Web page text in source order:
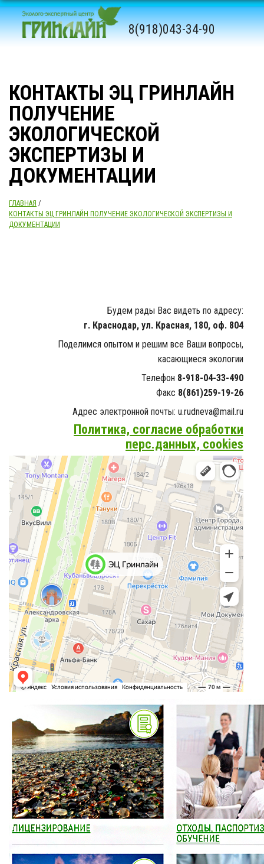
8(918)043-34-90
КОНТАКТЫ ЭЦ ГРИНЛАЙН
ПОЛУЧЕНИЕ
ЭКОЛОГИЧЕСКОЙ
ЭКСПЕРТИЗЫ И
ДОКУМЕНТАЦИИ
ГЛАВНАЯ /
КОНТАКТЫ ЭЦ ГРИНЛАЙН ПОЛУЧЕНИЕ ЭКОЛОГИЧЕСКОЙ ЭКСПЕРТИЗЫ И
ДОКУМЕНТАЦИИ
Будем рады Вас видеть по адресу:
г. Краснодар, ул. Красная, 180, оф. 804
Поделимся опытом и решим все Ваши вопросы,
касающиеся экологии
Телефон 8-918-04-33-490
Факс 8(861)259-19-26
Адрес электронной почты: u.rudneva@mail.ru
Политика, согласие обработки
перс.данных, cookies